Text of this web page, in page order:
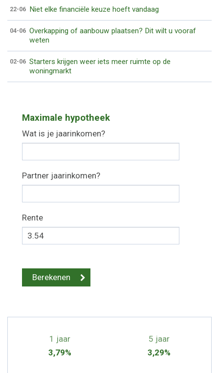
22-06 Niet elke financiële keuze hoeft vandaag
04-06 Overkapping of aanbouw plaatsen? Dit wilt u vooraf
weten
02-06 Starters krijgen weer iets meer ruimte op de
woningmarkt
Maximale hypotheek
Wat is je jaarinkomen?
Partner jaarinkomen?
Rente
1 jaar
3,79%
5 jaar
3,29%